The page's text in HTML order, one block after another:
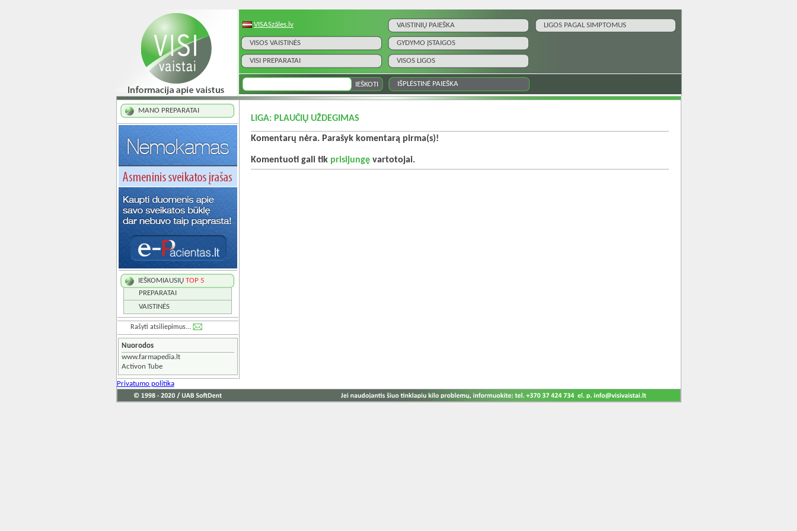
VISASzāles.lv VAISTINIŲ PAIEŠKA LIGOS PAGAL SIMPTOMUS
VISOS VAISTINĖS GYDYMO ĮSTAIGOS
VISI PREPARATAI VISOS LIGOS
IŠPLĖSTINĖ PAIEŠKA
MANO PREPARATAI
IEŠKOMIAUSIŲ TOP 5
PREPARATAI
VAISTINĖS
Rašyti atsiliepimus...
Nuorodos
www.farmapedia.lt
Activon Tube
LIGA: PLAUČIŲ UŽDEGIMAS
Komentarų nėra. Parašyk komentarą pirma(s)!
Komentuoti gali tik prisijungę vartotojai.
Privatumo politika